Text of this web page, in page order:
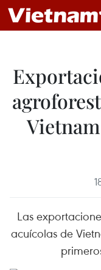
Las
acuícolas de